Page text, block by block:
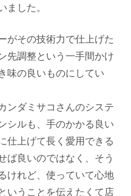
した。
がその技術力で仕上げた
先調整という一手間かけ
味の良いものにしてい
ンダミサコさんのシステ
シルも、手のかかる良い
仕上げて長く愛用できる
ば良いのではなく、そう
けれど、使っていて心地
いうことを伝えたくて店